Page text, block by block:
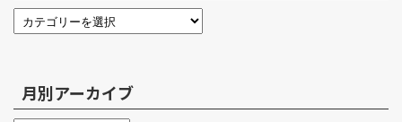
月別アーカイブ